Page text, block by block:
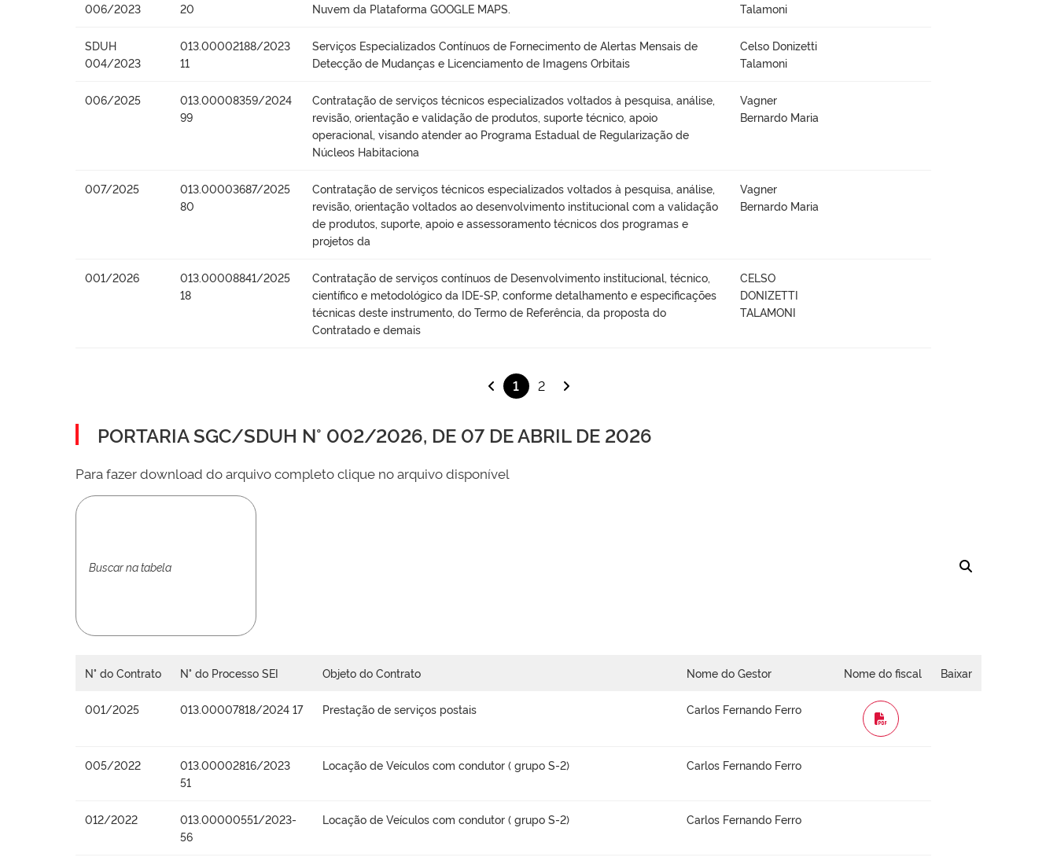
006/2023
20
Nuvem da Plataforma GOOGLE MAPS.
Talamoni
SDUH
004/2023
013.00002188/2023
11
Serviços Especializados Contínuos de Fornecimento de Alertas Mensais de
Detecção de Mudanças e Licenciamento de Imagens Orbitais
Celso Donizetti
Talamoni
006/2025
013.00008359/2024
99
Contratação de serviços técnicos especializados voltados à pesquisa, análise,
revisão, orientação e validação de produtos, suporte técnico, apoio
operacional, visando atender ao Programa Estadual de Regularização de
Núcleos Habitaciona
Vagner
Bernardo Maria
007/2025
013.00003687/2025
80
Contratação de serviços técnicos especializados voltados à pesquisa, análise,
revisão, orientação voltados ao desenvolvimento institucional com a validação
de produtos, suporte, apoio e assessoramento técnicos dos programas e
projetos da
Vagner
Bernardo Maria
001/2026
013.00008841/2025
18
Contratação de serviços contínuos de Desenvolvimento institucional, técnico,
científico e metodológico da IDE-SP, conforme detalhamento e especificações
técnicas deste instrumento, do Termo de Referência, da proposta do
Contratado e demais
CELSO
DONIZETTI
TALAMONI
1 2
PORTARIA SGC/SDUH N° 002/2026, DE 07 DE ABRIL DE 2026
Para fazer download do arquivo completo clique no arquivo disponível
N° do Contrato N° do Processo SEI Objeto do Contrato Nome do Gestor Nome do fiscal Baixar
001/2025 013.00007818/2024 17 Prestação de serviços postais Carlos Fernando Ferro
WORD
005/2022
013.00002816/2023
51
Locação de Veículos com condutor ( grupo S-2) Carlos Fernando Ferro
012/2022
013.00000551/2023-
56
Locação de Veículos com condutor ( grupo S-2) Carlos Fernando Ferro